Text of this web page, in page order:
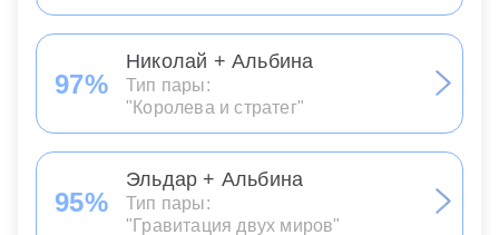
97%
Николай + Альбина
Тип пары:
"Королева и стратег"
95%
Эльдар + Альбина
Тип пары:
"Гравитация двух миров"